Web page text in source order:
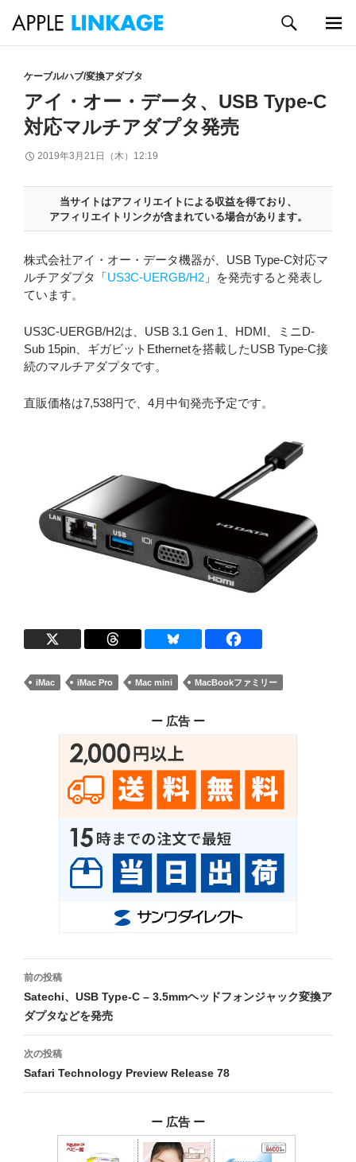
索
ケーブル/ハブ/変換アダプタ
アイ・オー・データ、USB Type-C
対応マルチアダプタ発売
2019年3月21日（木）12:19
当サイトはアフィリエイトによる収益を得ており、
アフィリエイトリンクが含まれている場合があります。
株式会社アイ・オー・データ機器が、USB Type-C対応マ
ルチアダプタ「US3C-UERGB/H2 」を発売すると発表し
ています。
US3C-UERGB/H2は、USB 3.1 Gen 1、HDMI、ミニD-
Sub 15pin、ギガビットEthernetを搭載したUSB Type-C接
続のマルチアダプタです。
直販価格は7,538円で、4月中旬発売予定です。
iMac iMac Pro Mac mini MacBookファミリー
ー 広告 ー
投
稿
ナ
ビ
ゲ
前の投稿
Satechi、USB Type-C – 3.5mmヘッドフォンジャック変換ア
ダプタなどを発売
次の投稿
Safari Technology Preview Release 78
ー 広告 ー